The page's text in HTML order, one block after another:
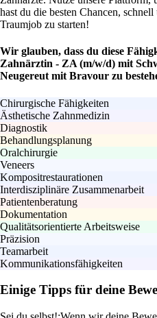
hast du die besten Chancen,
Traumjob zu starten!
Wir glauben, dass du diese
Zahnärztin - ZA (m/w/d) mit
Neugereut mit Bravour zu
Chirurgische Fähigkeiten
Ästhetische Zahnmedizin
Diagnostik
Behandlungsplanung
Oralchirurgie
Veneers
Kompositrestaurationen
Interdisziplinäre Zusammenarbeit
Patientenberatung
Dokumentation
Qualitätsorientierte Arbeitsweise
Präzision
Teamarbeit
Kommunikationsfähigkeiten
Einige Tipps für deine